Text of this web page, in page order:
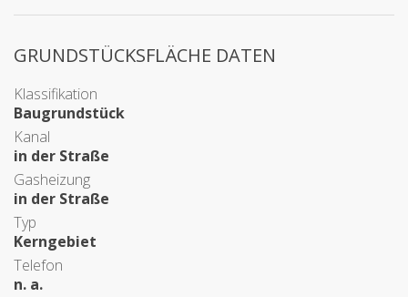
GRUNDSTÜCKSFLÄCHE DATEN
Klassifikation
Baugrundstück
Kanal
in der Straße
Gasheizung
in der Straße
Typ
Kerngebiet
Telefon
n. a.